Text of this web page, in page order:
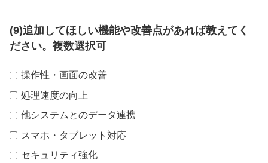
(9)追加してほしい機能や改善点があれば教えてく
ださい。複数選択可
操作性・画面の改善
処理速度の向上
他システムとのデータ連携
スマホ・タブレット対応
セキュリティ強化